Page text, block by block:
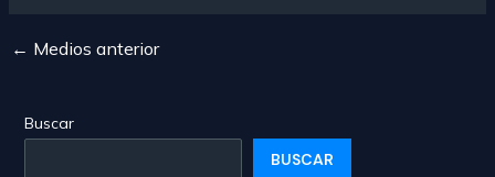
Navegación
← Medios anterior
Buscar
BUSCAR